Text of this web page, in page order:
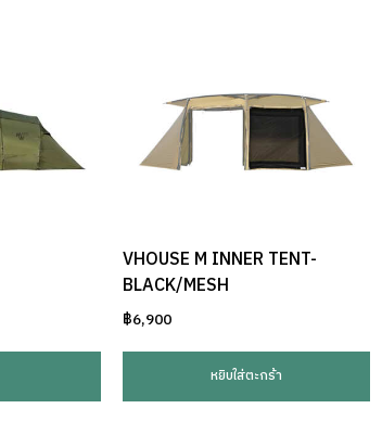
VHOUSE M INNER TENT-
BLACK/MESH
฿6,900
หยิบใส่ตะกร้า